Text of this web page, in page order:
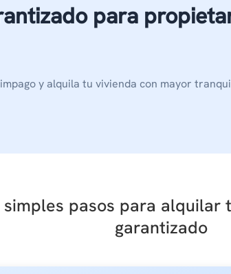
para
y alquila tu vivienda con mayor
pasos para alquilar
garantizado